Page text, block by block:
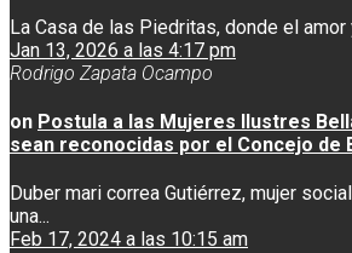
La Casa de las Piedritas, donde el amor
Jan 13, 2026 a las 4:17 pm
Rodrigo Zapata Ocampo
on Postula a las Mujeres Ilustres
sean reconocidas por el Concejo de
Duber mari correa Gutiérrez, mujer
una...
Feb 17, 2024 a las 10:15 am